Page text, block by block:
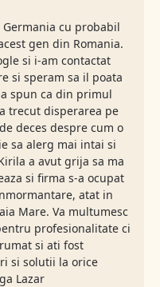
cu probabil
gen din Romania.
si i-am contactat
si speram sa il poata
spun ca din primul
trecut disperarea pe
deces despre cum o
sa alerg mai intai si
a avut grija sa ma
si firma s-a ocupat
atat in
Mare. Va multumesc
profesionalitate ci
si ati fost
si solutii la orice
Lazar